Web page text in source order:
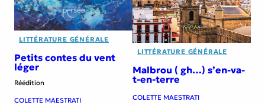
LITTÉRATURE GÉNÉRALE
Petits contes du vent
léger
Réédition
COLETTE MAESTRATI
LITTÉRATURE GÉNÉRALE
Malbrou ( gh…) s’en-va-
t-en-terre
COLETTE MAESTRATI